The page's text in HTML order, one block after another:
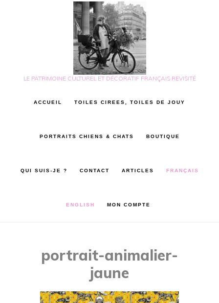
LE PATRIMOINE CULTUREL ET DÉCORATIF FRANÇAIS REVISITÉ
ACCUEIL TOILES CIREES, TOILES DE JOUY
PORTRAITS CHIENS & CHATS BOUTIQUE
QUI SUIS-JE ? CONTACT ARTICLES FRANÇAIS
ENGLISH MON COMPTE
portrait-animalier-
jaune